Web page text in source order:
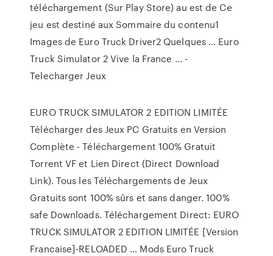
téléchargement (Sur Play Store) au est de Ce
jeu est destiné aux Sommaire du contenu1
Images de Euro Truck Driver2 Quelques … Euro
Truck Simulator 2 Vive la France ... -
Telecharger Jeux
EURO TRUCK SIMULATOR 2 EDITION LIMITÉE
Télécharger des Jeux PC Gratuits en Version
Complète - Téléchargement 100% Gratuit
Torrent VF et Lien Direct (Direct Download
Link). Tous les Téléchargements de Jeux
Gratuits sont 100% sûrs et sans danger. 100%
safe Downloads. Téléchargement Direct: EURO
TRUCK SIMULATOR 2 EDITION LIMITÉE [Version
Francaise]-RELOADED … Mods Euro Truck